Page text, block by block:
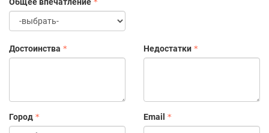
Общее впечатление
Достоинства Недостатки
Город Email